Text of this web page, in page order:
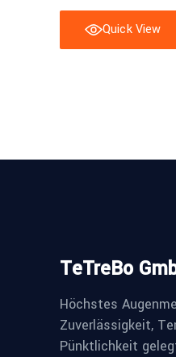
Quick View
TeTreBo
Höchstes
Zuverlässigkeit,
Pünktlichkeit